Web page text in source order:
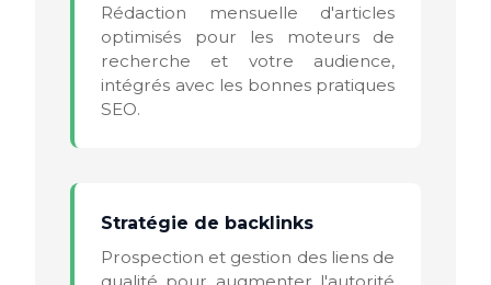
Rédaction mensuelle d'articles
optimisés pour les moteurs de
recherche et votre audience,
intégrés avec les bonnes pratiques
SEO.
Stratégie de backlinks
Prospection et gestion des liens de
qualité pour augmenter l'autorité